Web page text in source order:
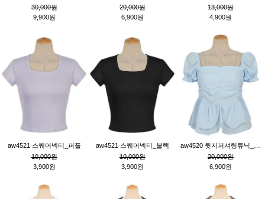
30,000원
9,900원
20,000원
6,900원
13,000원
4,900원
aw4521 스퀘어넥티_퍼플
10,000원
3,900원
aw4521 스퀘어넥티_블랙
10,000원
3,900원
20,000원
6,900원